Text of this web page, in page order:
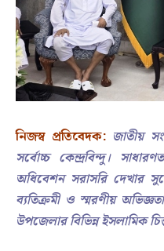
নিজস্ব প্রতিবেদক: জাতীয়
সর্বোচ্চ কেন্দ্রবিন্দু।
অধিবেশন সরাসরি দেখার
ব্যতিক্রমী ও স্মরণীয়
উপজেলার বিভিন্ন ইসলামিক